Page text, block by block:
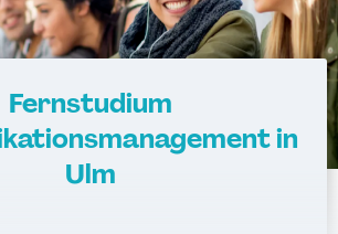
Fernstudium
in
Ulm